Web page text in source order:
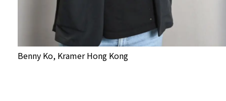
Benny Ko, Kramer Hong Kong